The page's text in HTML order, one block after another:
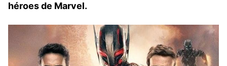
héroes de Marvel.